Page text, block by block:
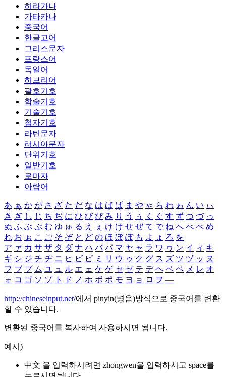
히라가나
가타카나
중국어
한글고어
그리스문자
프랑스어
독일어
히브리어
괄호기호
학술기호
기술기호
첨자기호
라틴문자
러시아문자
단위기호
일반기호
로마자
아랍어
あ ぁ か が さ ざ た だ な は ば ぱ ま や ゃ ら わ ゎ ん い ぃ
き ぎ し じ ち ぢ に ひ び ぴ み り う ぅ く ぐ す ず つ づ っ
ぬ ふ ぶ ぷ む ゆ ゅ る え ぇ け げ せ ぜ て で ね へ べ ぺ め
れ お ぉ こ ご そ ぞ と ど の ほ ぼ ぽ も よ ょ ろ を
ア ァ カ サ ザ タ ダ ナ ハ バ パ マ ヤ ャ ラ ワ ヮ ン イ ィ キ
ギ シ ジ チ ヂ ニ ヒ ビ ピ ミ リ ウ ゥ ク グ ス ズ ツ ヅ ッ ヌ
フ ブ プ ム ユ ュ ル エ ェ ケ ゲ セ ゼ テ デ ヘ ベ ペ メ レ オ
ォ コ ゴ ソ ゾ ト ド ノ ホ ボ ポ モ ヨ ョ ロ ヲ ―
http://chineseinput.net/에서 pinyin(병음)방식으로 중국어를 변환
할 수 있습니다.
변환된 중국어를 복사하여 사용하시면 됩니다.
예시)
中文 을 입력하시려면 zhongwen을 입력하시고 space를